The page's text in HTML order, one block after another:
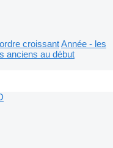
croissantAnnée - les
anciens au début